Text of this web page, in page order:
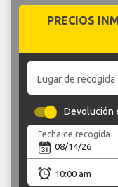
PRECIOS
Lugar de recogida
Devolución
Fecha de recogida